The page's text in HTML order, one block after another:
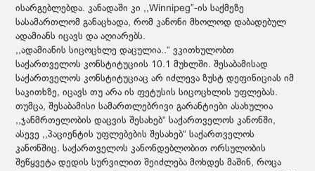
ისარგებლებდა. კანადაში კი ,,Winnipeg”-ის საქმეზე
სასამართლომ განაცხადა, რომ კანონი მხოლოდ დაბადებულ
ადამიანს იცავს და აღიარებს.
,,ადამიანის სიცოცხლე დაცულია..“ ვკითხულობთ
საქართველოს კონსტიტუციის 10.1 მუხლში. შესაბამისად
საქართველოს კონსტიტუციაც არ იძლევა ზუსტ დეფინიციას იმ
საკითხზე, იცავს თუ არა ის ფეტუსის სიცოცხლის უფლებას.
თუმცა, შესაბამისი სამართლებრივი გარანტიები ასახულია
,,ჯანმრთელობის დაცვის შესახებ“ საქართველოს კანონში,
ასევე ,,პაციენტის უფლებების შესახებ“ საქართველოს
კანონშიც. საქართველოს კანონდებლობით ორსულობის
შეწყვეტა დედის სურვილით შეიძლება მოხდეს მაშინ, როცა